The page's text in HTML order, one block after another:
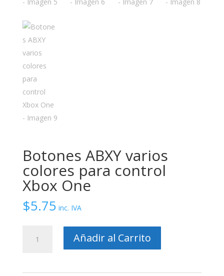
Botones ABXY varios
colores para control
Xbox One
$5.75 inc. IVA
ABXY
Añadir al Carrito